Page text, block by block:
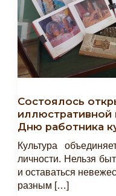
Состоялось
иллюстративной
Дню работника
Культура
личности. Нельзя
и оставаться
разным […]